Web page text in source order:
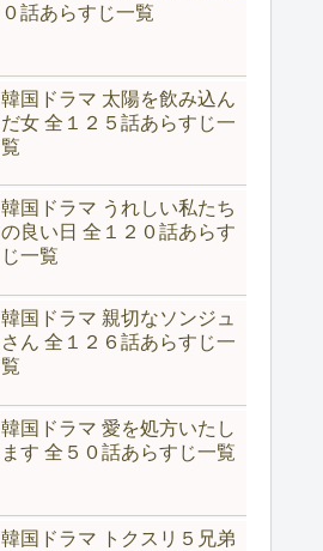
０話あらすじ一覧
韓国ドラマ 太陽を飲み込ん
だ女 全１２５話あらすじ一
覧
韓国ドラマ うれしい私たち
の良い日 全１２０話あらす
じ一覧
韓国ドラマ 親切なソンジュ
さん 全１２６話あらすじ一
覧
韓国ドラマ 愛を処方いたし
ます 全５０話あらすじ一覧
韓国ドラマ トクスリ５兄弟